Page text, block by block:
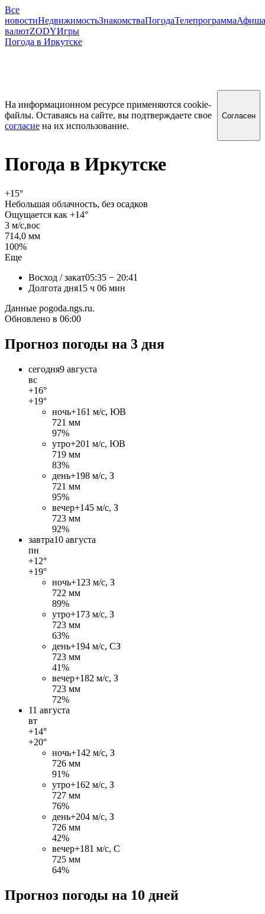
Все
новостиНедвижимостьЗнакомстваПогодаТелепрограммаАфиша
валютZODYИгры
Погода в Иркутске
На информационном ресурсе применяются cookie-
файлы. Оставаясь на сайте, вы подтверждаете свое
согласие на их использование.
Согласен
Погода в Иркутске
+15°
Небольшая облачность, без осадков
Ощущается как +14°
3 м/c,вос
714,0 мм
100%
Еще
Восход / закат05:35 − 20:41
Долгота дня15 ч 06 мин
Данные pogoda.ngs.ru.
Обновлено в 06:00
Прогноз погоды на 3 дня
сегодня9 августа
вс
+16°
+19°
ночь+161 м/c, ЮВ
721 мм
97%
утро+201 м/c, ЮВ
719 мм
83%
день+198 м/c, З
721 мм
95%
вечер+145 м/c, З
723 мм
92%
завтра10 августа
пн
+12°
+19°
ночь+123 м/c, З
722 мм
89%
утро+173 м/c, З
723 мм
63%
день+194 м/c, СЗ
723 мм
41%
вечер+182 м/c, З
723 мм
72%
11 августа
вт
+14°
+20°
ночь+142 м/c, З
726 мм
91%
утро+162 м/c, З
727 мм
76%
день+204 м/c, З
726 мм
42%
вечер+181 м/c, С
725 мм
64%
Прогноз погоды на 10 дней